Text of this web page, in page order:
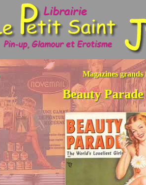
Magazines grands
Beauty Parade